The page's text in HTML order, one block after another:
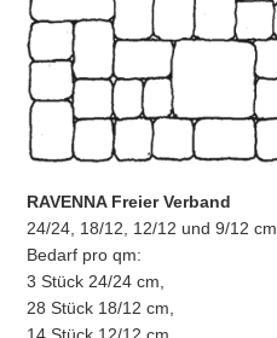
RAVENNA Freier Verband
24/24, 18/12, 12/12 und 9/12 cm
Bedarf pro qm:
3 Stück 24/24 cm,
28 Stück 18/12 cm,